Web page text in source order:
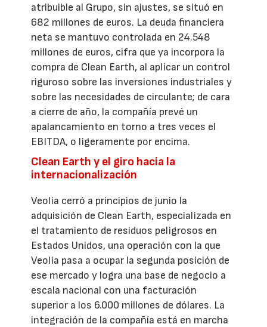
atribuible al Grupo, sin ajustes, se situó en
682 millones de euros. La deuda financiera
neta se mantuvo controlada en 24.548
millones de euros, cifra que ya incorpora la
compra de Clean Earth, al aplicar un control
riguroso sobre las inversiones industriales y
sobre las necesidades de circulante; de cara
a cierre de año, la compañía prevé un
apalancamiento en torno a tres veces el
EBITDA, o ligeramente por encima.
Clean Earth y el giro hacia la
internacionalización
Veolia cerró a principios de junio la
adquisición de Clean Earth, especializada en
el tratamiento de residuos peligrosos en
Estados Unidos, una operación con la que
Veolia pasa a ocupar la segunda posición de
ese mercado y logra una base de negocio a
escala nacional con una facturación
superior a los 6.000 millones de dólares. La
integración de la compañía está en marcha